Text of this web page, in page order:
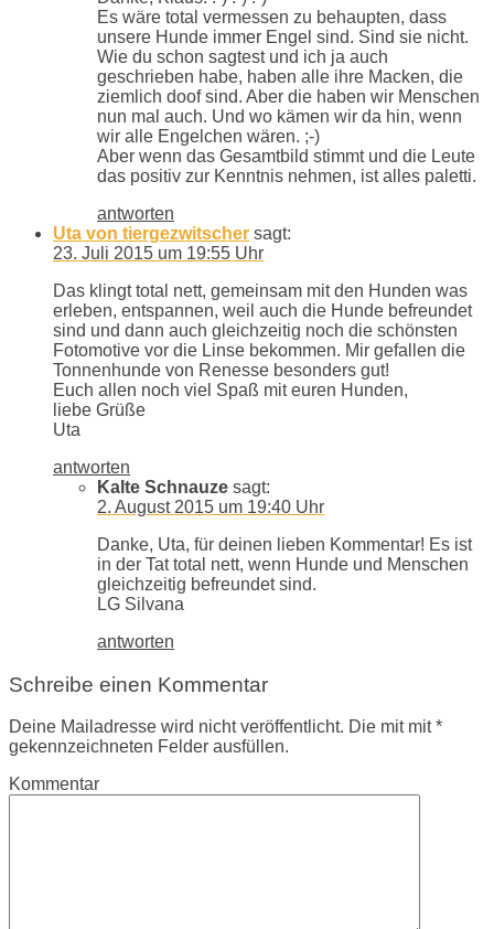
Es wäre total vermessen zu behaupten, dass
unsere Hunde immer Engel sind. Sind sie nicht.
Wie du schon sagtest und ich ja auch
geschrieben habe, haben alle ihre Macken, die
ziemlich doof sind. Aber die haben wir Menschen
nun mal auch. Und wo kämen wir da hin, wenn
wir alle Engelchen wären. ;-)
Aber wenn das Gesamtbild stimmt und die Leute
das positiv zur Kenntnis nehmen, ist alles paletti.
antworten
Uta von tiergezwitscher sagt:
23. Juli 2015 um 19:55 Uhr
Das klingt total nett, gemeinsam mit den Hunden was
erleben, entspannen, weil auch die Hunde befreundet
sind und dann auch gleichzeitig noch die schönsten
Fotomotive vor die Linse bekommen. Mir gefallen die
Tonnenhunde von Renesse besonders gut!
Euch allen noch viel Spaß mit euren Hunden,
liebe Grüße
Uta
antworten
Kalte Schnauze sagt:
2. August 2015 um 19:40 Uhr
Danke, Uta, für deinen lieben Kommentar! Es ist
in der Tat total nett, wenn Hunde und Menschen
gleichzeitig befreundet sind.
LG Silvana
antworten
Schreibe einen Kommentar
Deine Mailadresse wird nicht veröffentlicht. Die mit mit *
gekennzeichneten Felder ausfüllen.
Kommentar